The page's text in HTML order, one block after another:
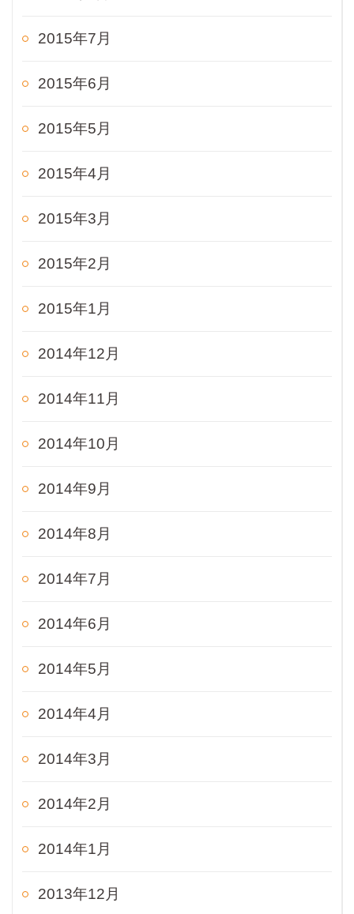
2015年7月
2015年6月
2015年5月
2015年4月
2015年3月
2015年2月
2015年1月
2014年12月
2014年11月
2014年10月
2014年9月
2014年8月
2014年7月
2014年6月
2014年5月
2014年4月
2014年3月
2014年2月
2014年1月
2013年12月